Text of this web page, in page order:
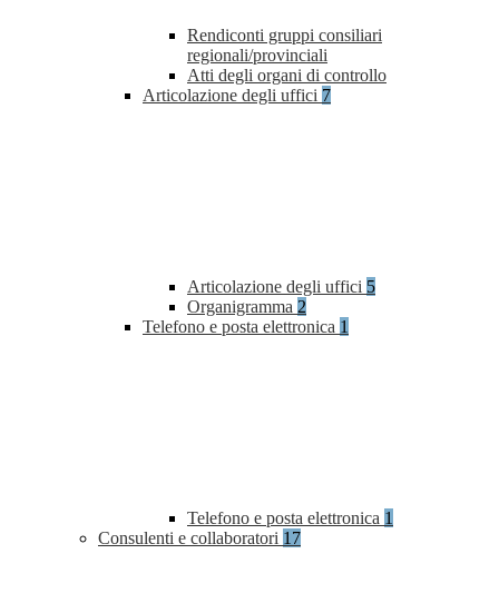
Rendiconti gruppi consiliari
regionali/provinciali
Atti degli organi di controllo
Articolazione degli uffici 7
Articolazione degli uffici 5
Organigramma 2
Telefono e posta elettronica 1
Telefono e posta elettronica 1
Consulenti e collaboratori 17